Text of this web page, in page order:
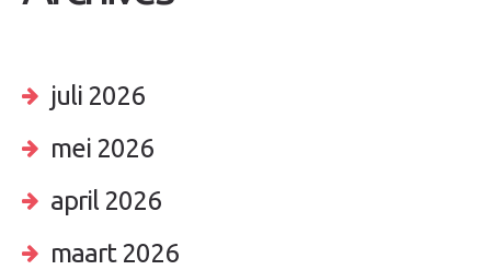
juli 2026
mei 2026
april 2026
maart 2026